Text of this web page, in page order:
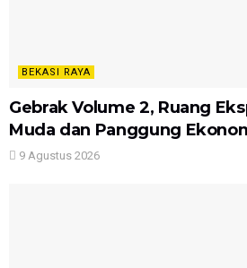
BEKASI RAYA
Gebrak Volume 2, Ruang
Muda dan Panggung
9 Agustus 2026